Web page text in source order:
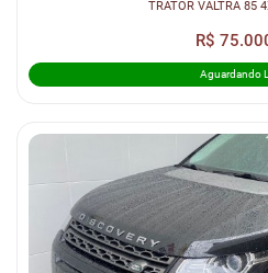
TRATOR VALTRA 85
R$
Aguardando